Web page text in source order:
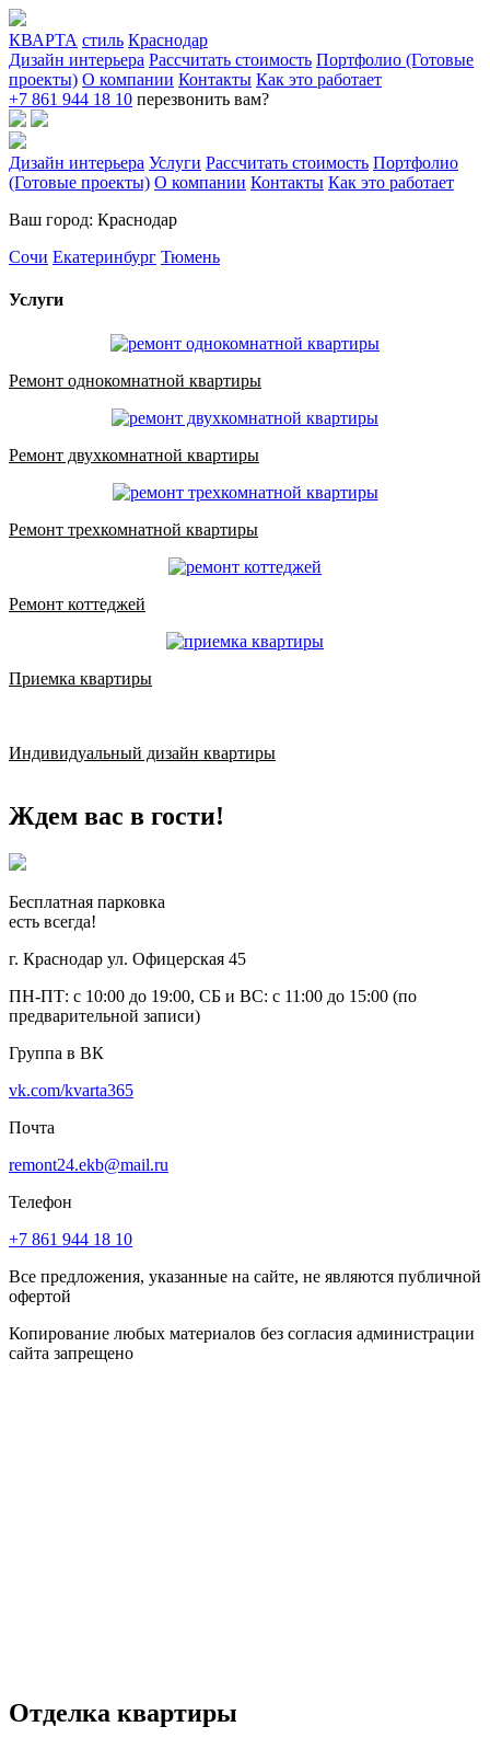
КВАРТА стиль Краснодар
Дизайн интерьера Рассчитать стоимость Портфолио (Готовые
проекты) О компании Контакты Как это работает
+7 861 944 18 10 перезвонить вам?
Дизайн интерьера Услуги Рассчитать стоимость Портфолио
(Готовые проекты) О компании Контакты Как это работает
Ваш город: Краснодар
Сочи Екатеринбург Тюмень
Услуги
Ремонт однокомнатной квартиры
Ремонт двухкомнатной квартиры
Ремонт трехкомнатной квартиры
Ремонт коттеджей
Приемка квартиры
Индивидуальный дизайн квартиры
Ждем вас в гости!
Бесплатная парковка
есть всегда!
г. Краснодар ул. Офицерская 45
ПН-ПТ: с 10:00 до 19:00, СБ и ВС: с 11:00 до 15:00 (по
предварительной записи)
Группа в ВК
vk.com/kvarta365
Почта
remont24.ekb@mail.ru
Телефон
+7 861 944 18 10
Все предложения, указанные на сайте, не являются публичной
офертой
Копирование любых материалов без согласия администрации
сайта запрещено
Отделка квартиры